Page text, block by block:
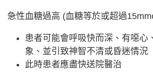
急性血糖過高 (血糖等於或超過
患者可能會呼吸快而深、有噁心
象、並引致神智不清或昏迷情況
此時患者應盡快送院醫治